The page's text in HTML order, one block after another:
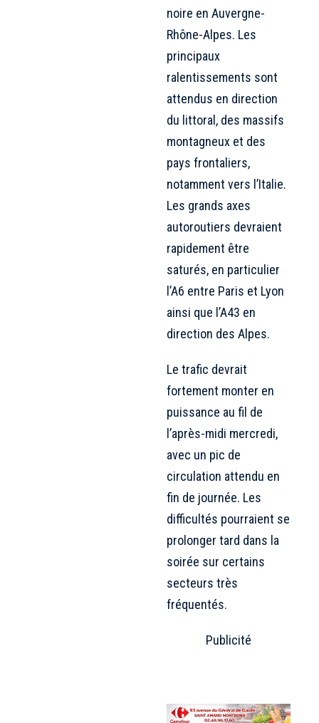
noire en Auvergne-
Rhône-Alpes. Les
principaux
ralentissements sont
attendus en direction
du littoral, des massifs
montagneux et des
pays frontaliers,
notamment vers l’Italie.
Les grands axes
autoroutiers devraient
rapidement être
saturés, en particulier
l’A6 entre Paris et Lyon
ainsi que l’A43 en
direction des Alpes.
Le trafic devrait
fortement monter en
puissance au fil de
l’après-midi mercredi,
avec un pic de
circulation attendu en
fin de journée. Les
difficultés pourraient se
prolonger tard dans la
soirée sur certains
secteurs très
fréquentés.
Publicité